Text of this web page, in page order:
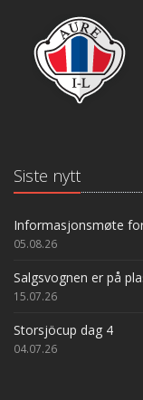
Siste nytt
Informasjonsmøte
05.08.26
Salgsvognen er på
15.07.26
Storsjöcup dag 4
04.07.26